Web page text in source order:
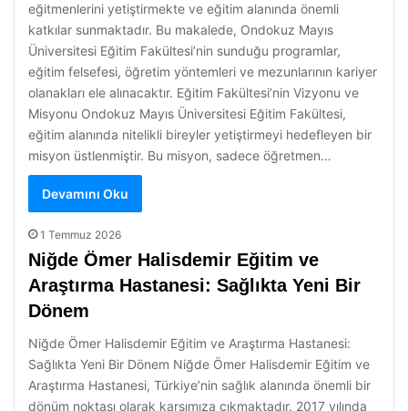
eğitmenlerini yetiştirmekte ve eğitim alanında önemli
katkılar sunmaktadır. Bu makalede, Ondokuz Mayıs
Üniversitesi Eğitim Fakültesi’nin sunduğu programlar,
eğitim felsefesi, öğretim yöntemleri ve mezunlarının kariyer
olanakları ele alınacaktır. Eğitim Fakültesi’nin Vizyonu ve
Misyonu Ondokuz Mayıs Üniversitesi Eğitim Fakültesi,
eğitim alanında nitelikli bireyler yetiştirmeyi hedefleyen bir
misyon üstlenmiştir. Bu misyon, sadece öğretmen…
Devamını Oku
1 Temmuz 2026
Niğde Ömer Halisdemir Eğitim ve
Araştırma Hastanesi: Sağlıkta Yeni Bir
Dönem
Niğde Ömer Halisdemir Eğitim ve Araştırma Hastanesi:
Sağlıkta Yeni Bir Dönem Niğde Ömer Halisdemir Eğitim ve
Araştırma Hastanesi, Türkiye’nin sağlık alanında önemli bir
dönüm noktası olarak karşımıza çıkmaktadır. 2017 yılında